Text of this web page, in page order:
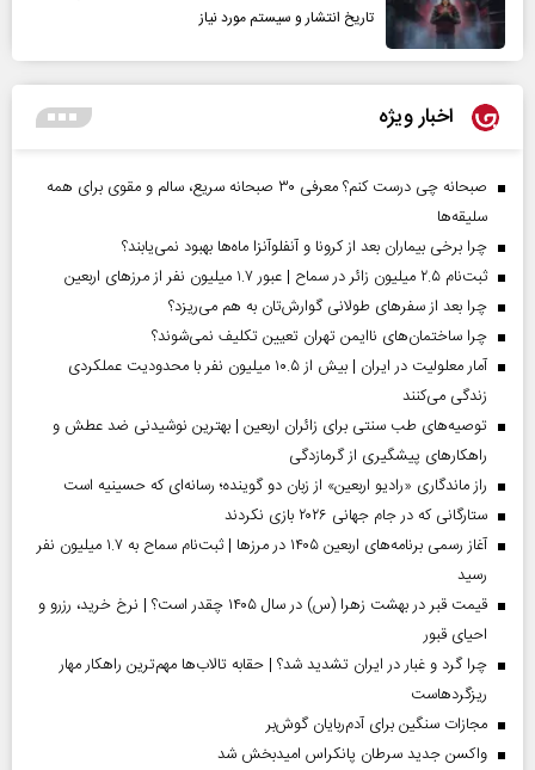
تاریخ انتشار و سیستم مورد نیاز
اخبار ویژه
صبحانه چی درست کنم؟ معرفی ۳۰ صبحانه سریع، سالم و مقوی برای همه
سلیقه‌ها
چرا برخی بیماران بعد از کرونا و آنفلوآنزا ماه‌ها بهبود نمی‌یابند؟
ثبت‌نام ۲.۵ میلیون زائر در سماح | عبور ۱.۷ میلیون نفر از مرز‌های اربعین
چرا بعد از سفرهای طولانی گوارش‌تان به هم می‌ریزد؟
چرا ساختمان‌های ناایمن تهران تعیین تکلیف نمی‌شوند؟
آمار معلولیت در ایران | بیش از ۱۰.۵ میلیون نفر با محدودیت عملکردی
زندگی می‌کنند
توصیه‌های طب سنتی برای زائران اربعین | بهترین نوشیدنی ضد عطش و
راهکارهای پیشگیری از گرمازدگی
راز ماندگاری «رادیو اربعین» از زبان دو گوینده؛ رسانه‌ای که حسینیه است
ستارگانی که در جام جهانی ۲۰۲۶ بازی نکردند
آغاز رسمی برنامه‌های اربعین ۱۴۰۵ در مرز‌ها | ثبت‌نام سماح به ۱.۷ میلیون نفر
رسید
قیمت قبر در بهشت زهرا (س) در سال ۱۴۰۵ چقدر است؟ | نرخ خرید، رزرو و
احیای قبور
چرا گرد و غبار در ایران تشدید شد؟ | حقابه تالاب‌ها مهم‌ترین راهکار مهار
ریزگردهاست
مجازات سنگین برای آدم‌ربایان گوش‌بر
واکسن جدید سرطان پانکراس امیدبخش شد